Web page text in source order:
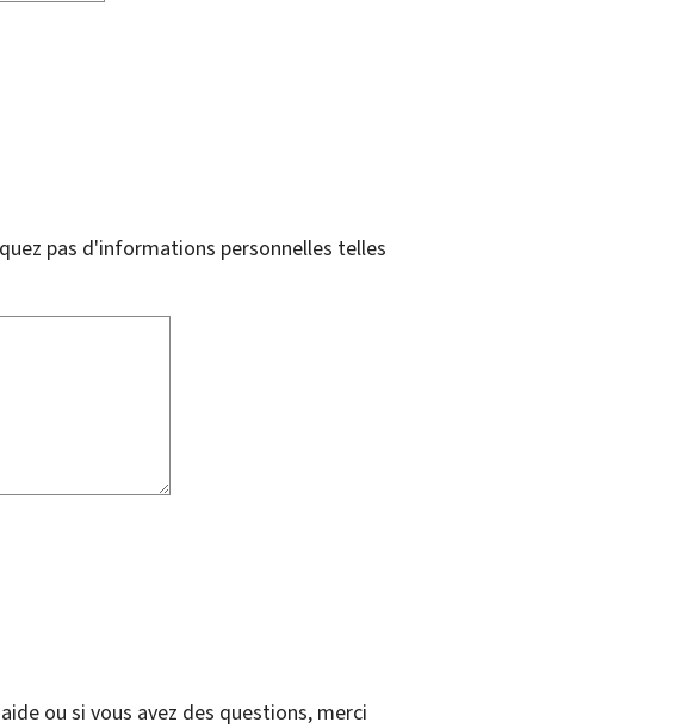
pas d'informations personnelles telles
ou si vous avez des questions, merci